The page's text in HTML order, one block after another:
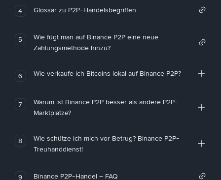
4 Glossar zu P2P-Handelsbegriffen
5
Wie fügt man auf Binance P2P eine neue
Zahlungsmethode hinzu?
6 Wie verkaufe ich Bitcoins lokal auf Binance P2P?
7
Warum ist Binance P2P besser als andere P2P-
Marktplätze?
8
Wie schütze ich mich vor Betrug? Binance P2P-
Treuhanddienst!
9 Binance P2P-Handel – FAQ